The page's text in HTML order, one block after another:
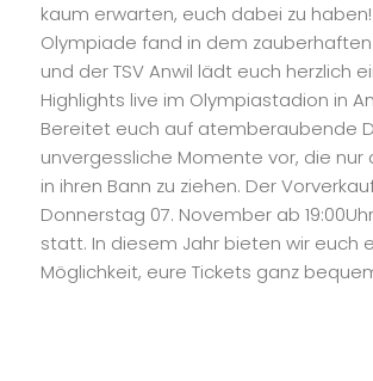
kaum erwarten, euch dabei zu
Olympiade fand in dem zauberhaften
und der TSV Anwil lädt euch herzlich
Highlights live im Olympiastadion in
Bereitet euch auf atemberaubende
unvergessliche Momente vor, die
in ihren Bann zu ziehen. Der
Donnerstag 07. November ab
statt. In diesem Jahr bieten wir euch
Möglichkeit, eure Tickets ganz